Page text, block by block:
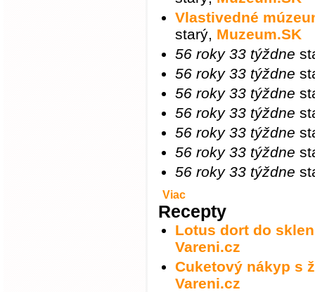
Vlastivedné
starý, Muzeum.SK
56 roky 33 týždne
56 roky 33 týždne
56 roky 33 týždne
56 roky 33 týždne
56 roky 33 týždne
56 roky 33 týždne
56 roky 33 týždne
Viac
Recepty
Lotus dort do
Vareni.cz
Cuketový nákyp s
Vareni.cz